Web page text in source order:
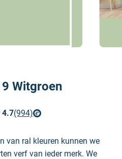
Witgroen
4.7(994)
beoordelingen
van ral kleuren kunnen we
verf van ieder merk. We